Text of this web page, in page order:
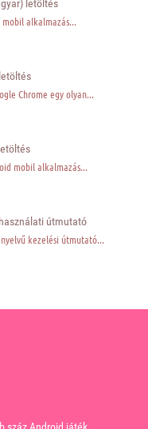
letöltés
alkalmazás...
Chrome egy olyan...
mobil alkalmazás...
útmutató
kezelési útmutató...
száz Android játék,